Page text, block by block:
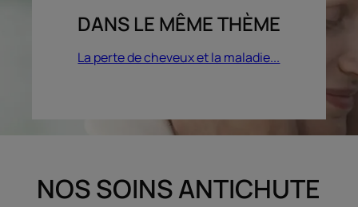
DANS LE MÊME THÈME
La perte de cheveux et la maladie...
NOS SOINS ANTICHUTE